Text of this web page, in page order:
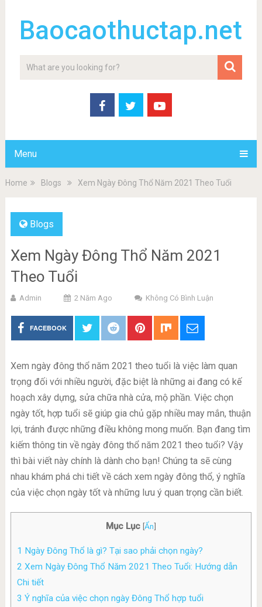
Baocaothuctap.net
Menu
Home Blogs Xem Ngày Đông Thổ Năm 2021 Theo Tuổi
Blogs
Xem Ngày Đông Thổ Năm 2021
Theo Tuổi
Admin 2 Năm Ago Không Có Bình Luận
FACEBOOK
Xem ngày đông thổ năm 2021 theo tuổi là việc làm quan
trọng đối với nhiều người, đặc biệt là những ai đang có kế
hoạch xây dựng, sửa chữa nhà cửa, mộ phần. Việc chọn
ngày tốt, hợp tuổi sẽ giúp gia chủ gặp nhiều may mắn, thuận
lợi, tránh được những điều không mong muốn. Bạn đang tìm
kiếm thông tin về ngày đông thổ năm 2021 theo tuổi? Vậy
thì bài viết này chính là dành cho bạn! Chúng ta sẽ cùng
nhau khám phá chi tiết về cách xem ngày đông thổ, ý nghĩa
của việc chọn ngày tốt và những lưu ý quan trọng cần biết.
Mục Lục [Ẩn]
1 Ngày Đông Thổ là gì? Tại sao phải chọn ngày?
2 Xem Ngày Đông Thổ Năm 2021 Theo Tuổi: Hướng dẫn
Chi tiết
3 Ý nghĩa của việc chọn ngày Đông Thổ hợp tuổi